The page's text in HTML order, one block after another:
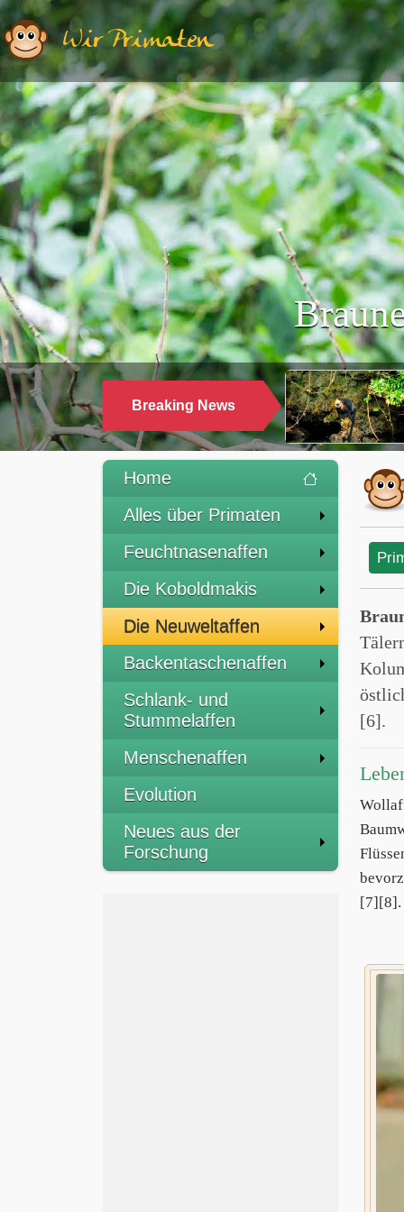
Wir Primaten
Breaking News
Home
Alles über Primaten
Feuchtnasenaffen
Die Koboldmakis
Die Neuweltaffen
Backentaschenaffen
Schlank- und
Stummelaffen
Menschenaffen
Evolution
Neues aus der
Forschung
[6].
[7][8].